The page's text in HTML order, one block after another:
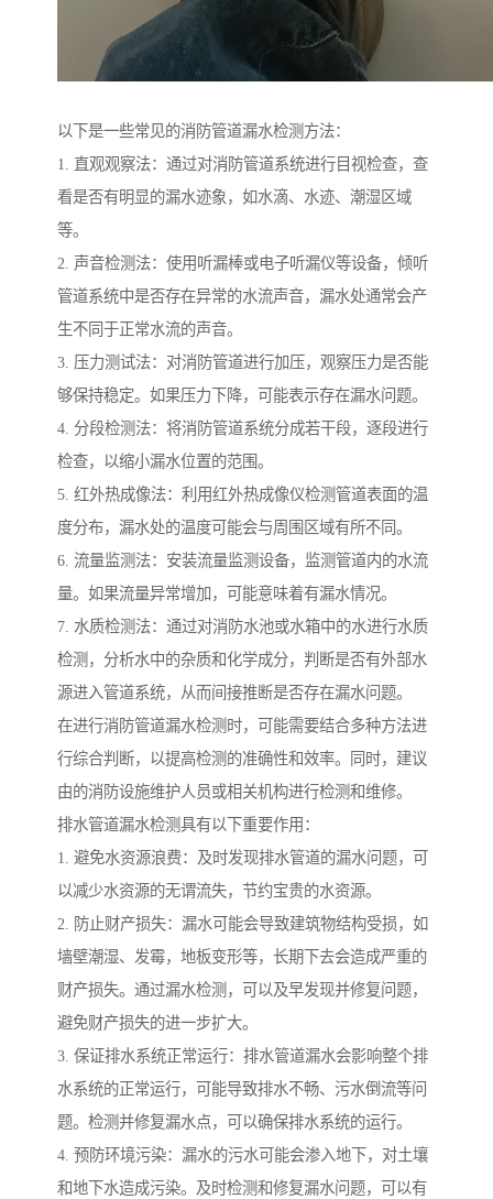
以下是一些常见的消防管道漏水检测方法：
1. 直观观察法：通过对消防管道系统进行目视检查，查
看是否有明显的漏水迹象，如水滴、水迹、潮湿区域
等。
2. 声音检测法：使用听漏棒或电子听漏仪等设备，倾听
管道系统中是否存在异常的水流声音，漏水处通常会产
生不同于正常水流的声音。
3. 压力测试法：对消防管道进行加压，观察压力是否能
够保持稳定。如果压力下降，可能表示存在漏水问题。
4. 分段检测法：将消防管道系统分成若干段，逐段进行
检查，以缩小漏水位置的范围。
5. 红外热成像法：利用红外热成像仪检测管道表面的温
度分布，漏水处的温度可能会与周围区域有所不同。
6. 流量监测法：安装流量监测设备，监测管道内的水流
量。如果流量异常增加，可能意味着有漏水情况。
7. 水质检测法：通过对消防水池或水箱中的水进行水质
检测，分析水中的杂质和化学成分，判断是否有外部水
源进入管道系统，从而间接推断是否存在漏水问题。
在进行消防管道漏水检测时，可能需要结合多种方法进
行综合判断，以提高检测的准确性和效率。同时，建议
由的消防设施维护人员或相关机构进行检测和维修。
排水管道漏水检测具有以下重要作用：
1. 避免水资源浪费：及时发现排水管道的漏水问题，可
以减少水资源的无谓流失，节约宝贵的水资源。
2. 防止财产损失：漏水可能会导致建筑物结构受损，如
墙壁潮湿、发霉，地板变形等，长期下去会造成严重的
财产损失。通过漏水检测，可以及早发现并修复问题，
避免财产损失的进一步扩大。
3. 保证排水系统正常运行：排水管道漏水会影响整个排
水系统的正常运行，可能导致排水不畅、污水倒流等问
题。检测并修复漏水点，可以确保排水系统的运行。
4. 预防环境污染：漏水的污水可能会渗入地下，对土壤
和地下水造成污染。及时检测和修复漏水问题，可以有